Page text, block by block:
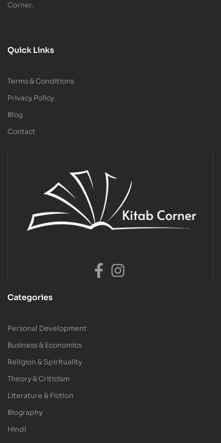
Corner.
Quick Links
Terms & Conditions
Privacy Policy
Blog
Contact
Categories
Personal Development
Business & Economics
Religion & Spirituality
Theory & Criticism
Literature & Fiction
Biography
Hindi